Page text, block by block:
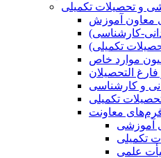
و تحصیلات تکمیلی
معاون آموزش
کارشناسی)
تکمیلی)
موارد خاص
فارغ التحصیلان
و کارشناسی
تکمیلی
معاونت
آموزشی
تکمیلی
علمی